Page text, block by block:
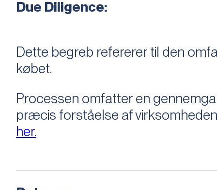
Due Diligence:
Dette begreb refererer til den
købet.
Processen omfatter en
præcis forståelse af
her.